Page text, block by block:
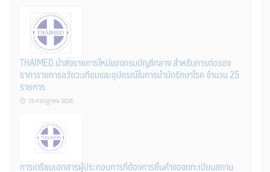
THAIMED นำส่งรายการใหม่ของกรมบัญชีกลาง สำหรับการต่อรอง
ราคารายการอวัยวะเทียมและอุปกรณ์ในการบำบัดรักษาโรค จำนวน 25
รายการ
31 กรกฎาคม 2026
การเตรียมเอกสารผู้ประกอบการที่ต้องการยื่นคำขอจดทะเบียนสถาน